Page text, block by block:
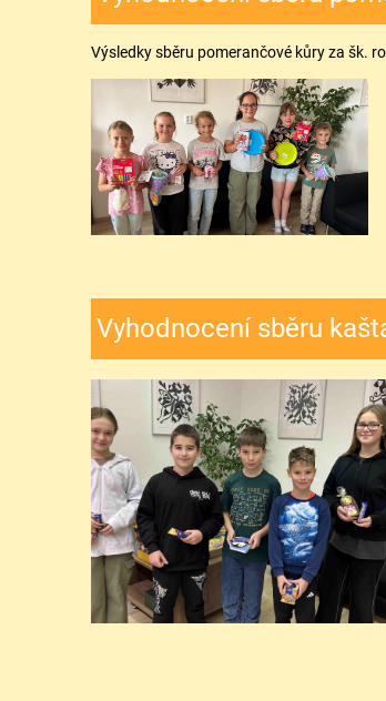
Výsledky sběru pomerančové kůry za šk.
Vyhodnocení sběru